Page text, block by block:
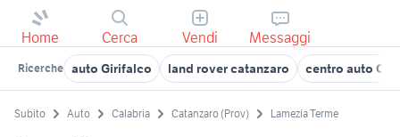
Home Cerca Vendi Messaggi
Ricerche auto Girifalco land rover catanzaro centro auto
Subito Auto Calabria Catanzaro (Prov) Lamezia Terme